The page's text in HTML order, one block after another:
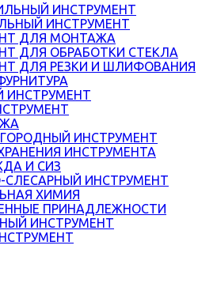
ИНСТРУМЕНТ
ИНСТРУМЕНТ
ДЛЯ МОНТАЖА
ДЛЯ ОБРАБОТКИ СТЕКЛА
ДЛЯ РЕЗКИ И ШЛИФОВАНИЯ
ИНСТРУМЕНТ
ИНСТРУМЕНТ
ИНСТРУМЕНТА
И СИЗ
СЛЕСАРНЫЙ ИНСТРУМЕНТ
ХИМИЯ
ПРИНАДЛЕЖНОСТИ
ИНСТРУМЕНТ